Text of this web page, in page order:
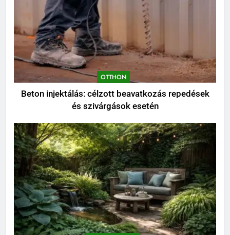
OTTHON
Beton injektálás: célzott beavatkozás repedések
és szivárgások esetén